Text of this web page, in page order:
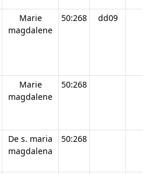
Marie
magdalene
50:268 dd09
Marie
magdalene
50:268
De s. maria
magdalena
50:268